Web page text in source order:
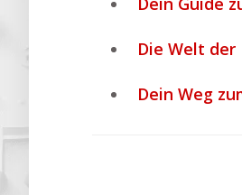
Die Welt der
Dein Weg